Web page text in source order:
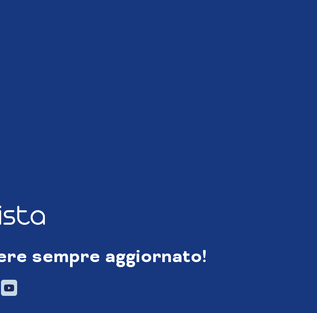
sempre aggiornato!